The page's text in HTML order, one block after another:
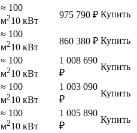
≈ 100
м210 кВт
975 790 ₽ Купить
≈ 100
м210 кВт
860 380 ₽ Купить
≈ 100
м210 кВт
1 008 690
₽
Купить
≈ 100
м210 кВт
1 003 090
₽
Купить
≈ 100
м210 кВт
1 005 890
₽
Купить